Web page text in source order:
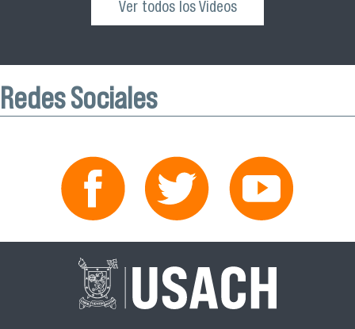
Ver todos los Videos
Redes Sociales